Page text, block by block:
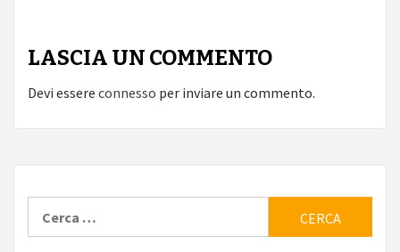
LASCIA UN COMMENTO
Devi essere connesso per inviare un commento.
per: